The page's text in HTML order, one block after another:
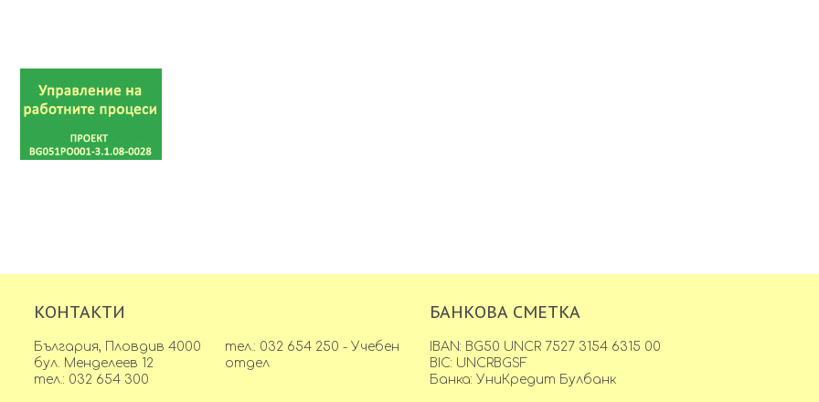
КОНТАКТИ
България, Пловдив 4000
бул. Менделеев 12
тел.: 032 654 300
тел.: 032 654 250 - Учебен
отдел
БАНКОВА СМЕТКА
IBAN: BG50 UNCR 7527 3154 6315 00
BIC: UNCRBGSF
Банка: УниКредит Булбанк